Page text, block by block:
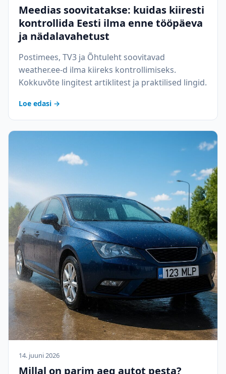
Meedias soovitatakse: kuidas kiiresti
kontrollida Eesti ilma enne tööpäeva
ja nädalavahetust
Postimees, TV3 ja Õhtuleht soovitavad
weather.ee-d ilma kiireks kontrollimiseks.
Kokkuvõte lingitest artiklitest ja praktilised lingid.
Loe edasi →
14. juuni 2026
Millal on parim aeg autot pesta?